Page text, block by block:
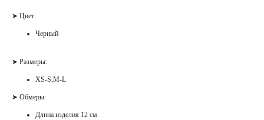
➤ Цвет:
Черный
➤ Размеры:
XS-S,M-L
➤ Обмеры:
Длина изделия 12 см